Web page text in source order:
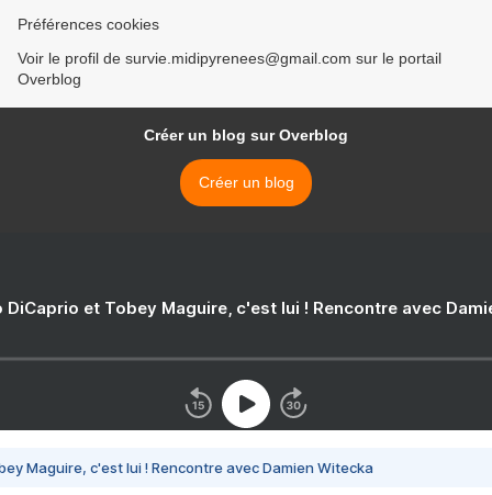
Préférences cookies
Voir le profil de survie.midipyrenees@gmail.com sur le portail
Overblog
Créer un blog sur Overblog
Créer un blog
DiCaprio et Tobey Maguire, c'est lui ! Rencontre avec
Maguire, c'est lui ! Rencontre avec Damien Witecka